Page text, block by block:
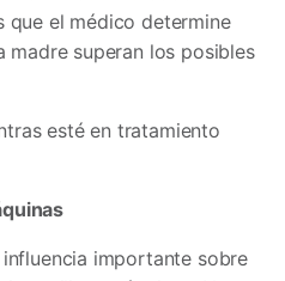
que el médico determine
madre superan los posibles
esté en tratamiento
importante sobre